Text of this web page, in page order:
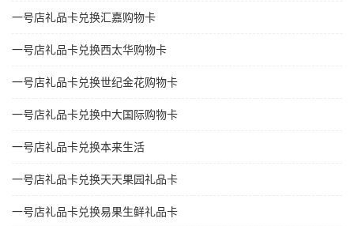
一号店礼品卡兑换汇嘉购物卡
一号店礼品卡兑换西太华购物卡
一号店礼品卡兑换世纪金花购物卡
一号店礼品卡兑换中大国际购物卡
一号店礼品卡兑换本来生活
一号店礼品卡兑换天天果园礼品卡
一号店礼品卡兑换易果生鲜礼品卡